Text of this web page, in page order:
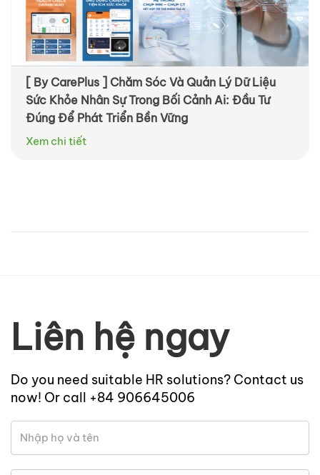
[ By CarePlus ] Chăm Sóc Và Quản Lý Dữ Liệu
Sức Khỏe Nhân Sự Trong Bối Cảnh Ai: Đầu Tư
Đúng Để Phát Triển Bền Vững
Xem chi tiết
Liên hệ ngay
Do you need suitable HR solutions? Contact us
now! Or call +84 906645006